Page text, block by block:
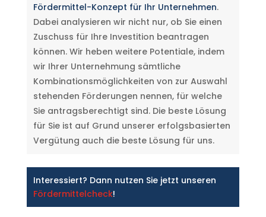
Fördermittel-Konzept für Ihr Unternehmen.
Dabei analysieren wir nicht nur, ob Sie einen
Zuschuss für Ihre Investition beantragen
können. Wir heben weitere Potentiale, indem
wir Ihrer Unternehmung sämtliche
Kombinationsmöglichkeiten von zur Auswahl
stehenden Förderungen nennen, für welche
Sie antragsberechtigt sind. Die beste Lösung
für Sie ist auf Grund unserer erfolgsbasierten
Vergütung auch die beste Lösung für uns.
Interessiert? Dann nutzen Sie jetzt unseren
Fördermittelcheck!